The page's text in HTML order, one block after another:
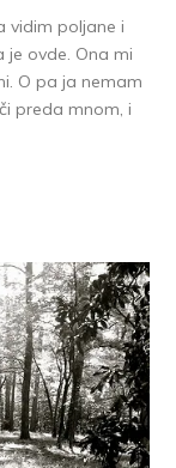
vidim poljane i
je ovde. Ona mi
O pa ja nemam
preda mnom, i